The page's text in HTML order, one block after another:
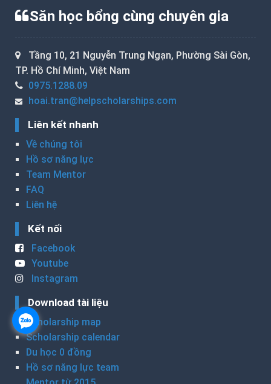
Săn học bổng cùng chuyên gia
Tầng 10, 21 Nguyễn Trung Ngạn, Phường Sài Gòn,
TP. Hồ Chí Minh, Việt Nam
0975.1288.09
hoai.tran@helpscholarships.com
Liên kết nhanh
Về chúng tôi
Hồ sơ năng lực
Team Mentor
FAQ
Liên hệ
Kết nối
Facebook
Youtube
Instagram
Download tài liệu
Scholarship map
Scholarship calendar
Du học 0 đồng
Hồ sơ năng lực team